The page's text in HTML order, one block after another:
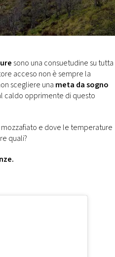
sono una consuetudine su tutta
acceso non è sempre la
scegliere una meta da sogno
caldo opprimente di questo
e dove le temperature
quali?